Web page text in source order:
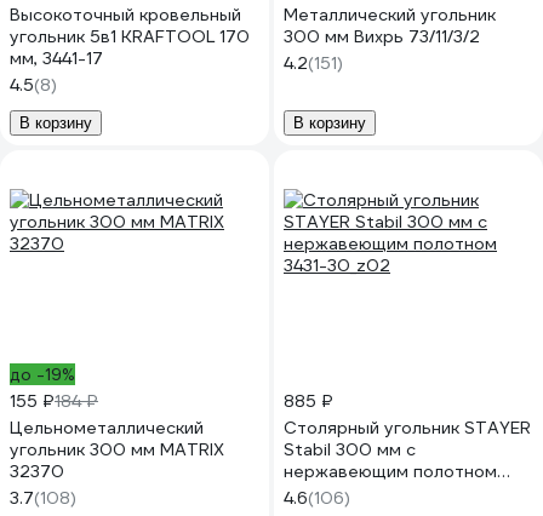
Высокоточный кровельный
угольник 5в1 KRAFTOOL 170
мм, 3441-17
4.5(8)
В корзину
Металлический угольник
300 мм Вихрь 73/11/3/2
4.2(151)
В корзину
до -19%
155 ₽184 ₽
Цельнометаллический
угольник 300 мм MATRIX
32370
3.7(108)
885 ₽
Столярный угольник STAYER
Stabil 300 мм с
нержавеющим полотном
3431-30_z02
4.6(106)